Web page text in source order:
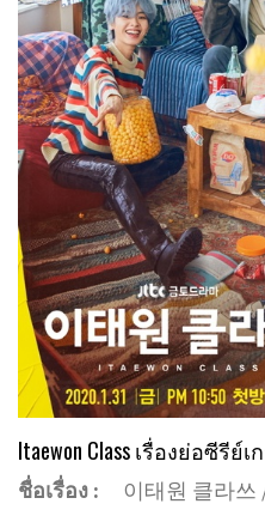
Itaewon Class เรื่องย่อซีรีย์เ
ชื่อเรื่อง :
이태원 클라쓰